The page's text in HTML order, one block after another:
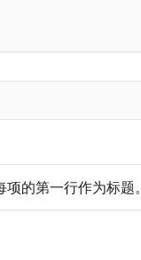
的第一行作为标题。